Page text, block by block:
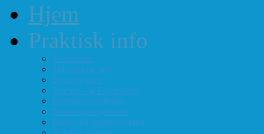
Hjem
Praktisk info
Terminliste
Tid, sted og pris
Styre og verv
Telefon- og E-post-liste
Forenings-vedtekter
Turneringsreglement
Barne- og ungdomssjakk